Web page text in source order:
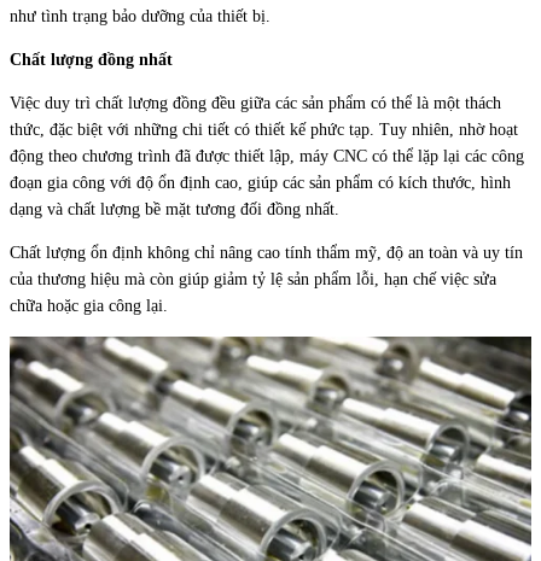
như tình trạng bảo dưỡng của thiết bị.
Chất lượng đồng nhất
Việc duy trì chất lượng đồng đều giữa các sản phẩm có thể là một thách
thức, đặc biệt với những chi tiết có thiết kế phức tạp. Tuy nhiên, nhờ hoạt
động theo chương trình đã được thiết lập, máy CNC có thể lặp lại các công
đoạn gia công với độ ổn định cao, giúp các sản phẩm có kích thước, hình
dạng và chất lượng bề mặt tương đối đồng nhất.
Chất lượng ổn định không chỉ nâng cao tính thẩm mỹ, độ an toàn và uy tín
của thương hiệu mà còn giúp giảm tỷ lệ sản phẩm lỗi, hạn chế việc sửa
chữa hoặc gia công lại.